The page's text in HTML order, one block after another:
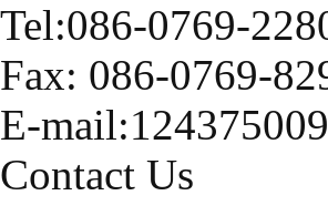
Tel:086-0769-
Fax: 086-0769-
E-
Contact Us